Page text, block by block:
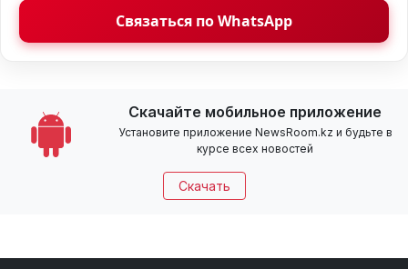
Связаться по WhatsApp
Скачайте мобильное приложение
Установите приложение NewsRoom.kz и будьте в
курсе всех новостей
Скачать